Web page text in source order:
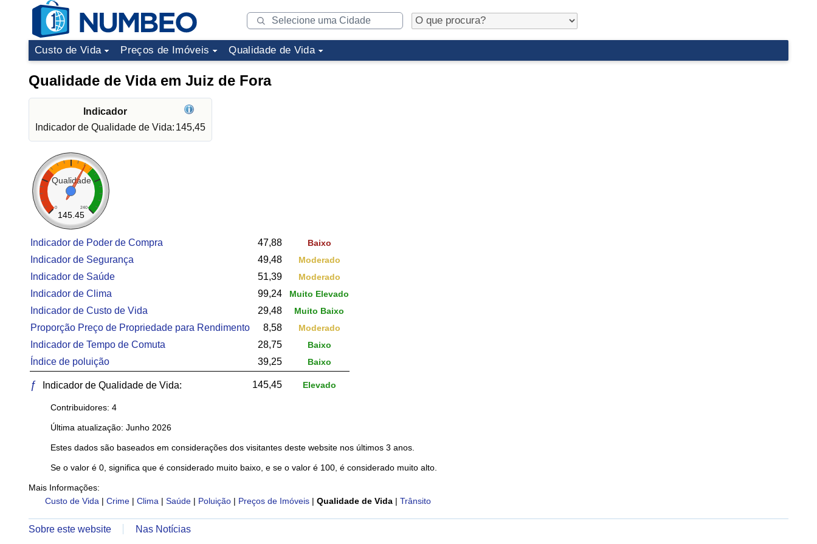
Custo de Vida Preços de Imóveis Qualidade de Vida
Qualidade de Vida em Juiz de Fora
Indicador
Indicador de Qualidade de Vida: 145,45
Qualidade
0 240
145.45
Indicador de Poder de Compra 47,88 Baixo
Indicador de Segurança 49,48 Moderado
Indicador de Saúde 51,39 Moderado
Indicador de Clima 99,24 Muito Elevado
Indicador de Custo de Vida 29,48 Muito Baixo
Proporção Preço de Propriedade para Rendimento 8,58 Moderado
Indicador de Tempo de Comuta 28,75 Baixo
Índice de poluição 39,25 Baixo
ƒ Indicador de Qualidade de Vida: 145,45 Elevado
Contribuidores: 4
Última atualização: Junho 2026
Estes dados são baseados em considerações dos visitantes deste website nos últimos 3 anos.
Se o valor é 0, significa que é considerado muito baixo, e se o valor é 100, é considerado muito alto.
Mais Informações:
Custo de Vida | Crime | Clima | Saúde | Poluição | Preços de Imóveis | Qualidade de Vida | Trânsito
Sobre este website Nas Notícias